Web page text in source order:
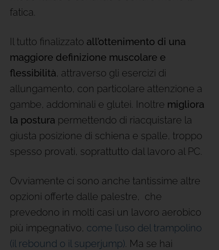
fatica.
Il tutto finalizzato all’ottenimento di una
maggiore definizione muscolare e
flessibilità, attraverso gli esercizi di
allungamento, con particolare attenzione a
gambe, addominali e glutei. Inoltre migliora
la postura permettendo di riacquistare la
giusta posizione di schiena e spalle, troppo
spesso provati, soprattutto dal lavoro al PC.
Ovviamente ci sono anche tantissime altre
opzioni offerte dalle palestre, che
prevedono in molti casi un lavoro aerobico
più impegnativo, come l’uso del trampolino
(il rebound o il superjump). Ma se hai